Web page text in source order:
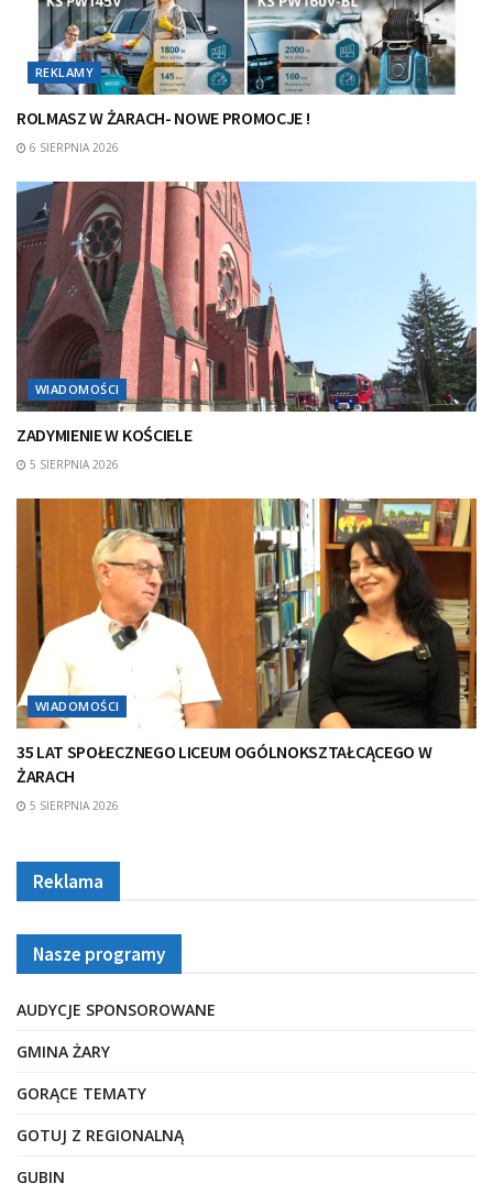
REKLAMY
ROLMASZ W ŻARACH- NOWE PROMOCJE !
6 SIERPNIA 2026
WIADOMOŚCI
ZADYMIENIE W KOŚCIELE
5 SIERPNIA 2026
WIADOMOŚCI
35 LAT SPOŁECZNEGO LICEUM OGÓLNOKSZTAŁCĄCEGO W
ŻARACH
5 SIERPNIA 2026
Reklama
Nasze programy
AUDYCJE SPONSOROWANE
GMINA ŻARY
GORĄCE TEMATY
GOTUJ Z REGIONALNĄ
GUBIN